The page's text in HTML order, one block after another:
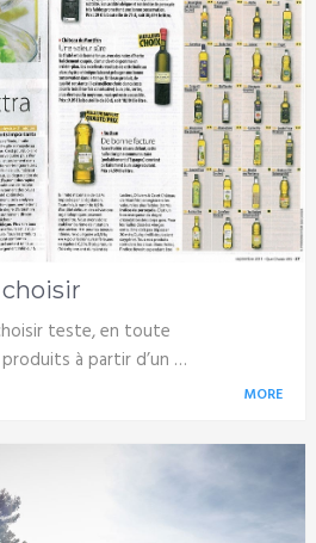
teste, en toute
à partir d’un …
MORE